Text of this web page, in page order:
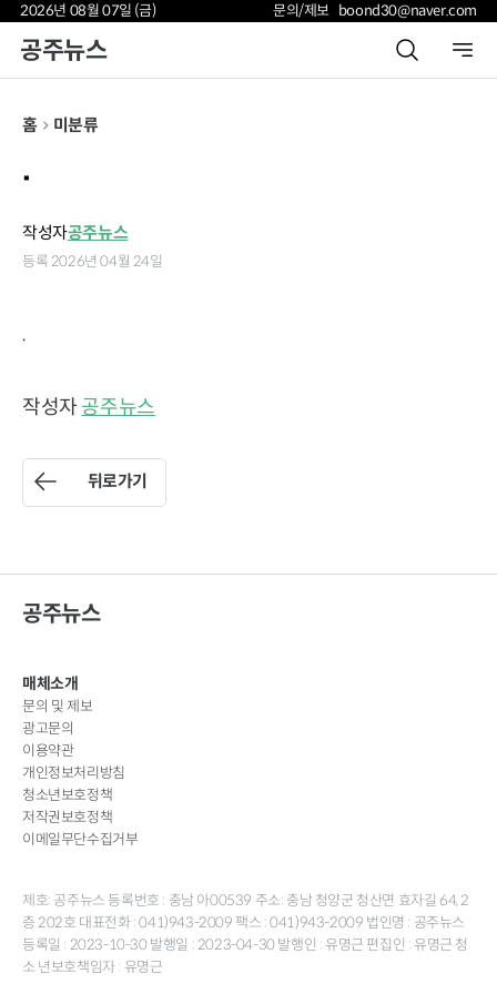
2026년 08월 07일 (금) 문의/제보 boond30@naver.com
공주뉴스
홈 미분류
.
작성자공주뉴스
등록 2026년 04월 24일
.
작성자 공주뉴스
뒤로가기
공주뉴스
매체소개
문의 및 제보
광고문의
이용약관
개인정보처리방침
청소년보호정책
저작권보호정책
이메일무단수집거부
제호: 공주뉴스 등록번호 : 충남 아00539 주소: 충남 청양군 청산면 효자길 64, 2
층 202호 대표전화 : 041)943-2009 팩스 : 041)943-2009 법인명 : 공주뉴스
등록일 : 2023-10-30 발행일 : 2023-04-30 발행인 : 유명근 편집인 : 유명근 청
소 년보호책임자 : 유명근